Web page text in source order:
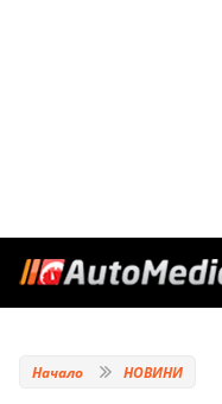
Начало НОВИНИ